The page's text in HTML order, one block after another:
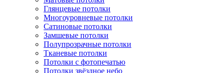
Глянцевые потолки
Многоуровневые потолки
Сатиновые потолки
Замшевые потолки
Полупрозрачные потолки
Тканевые потолки
Потолки с фотопечатью
Потолки звёздное небо